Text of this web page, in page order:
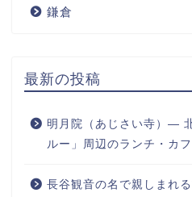
鎌倉
最新の投稿
明月院（あじさい寺）―
ルー」周辺のランチ・カ
長谷観音の名で親しまれ